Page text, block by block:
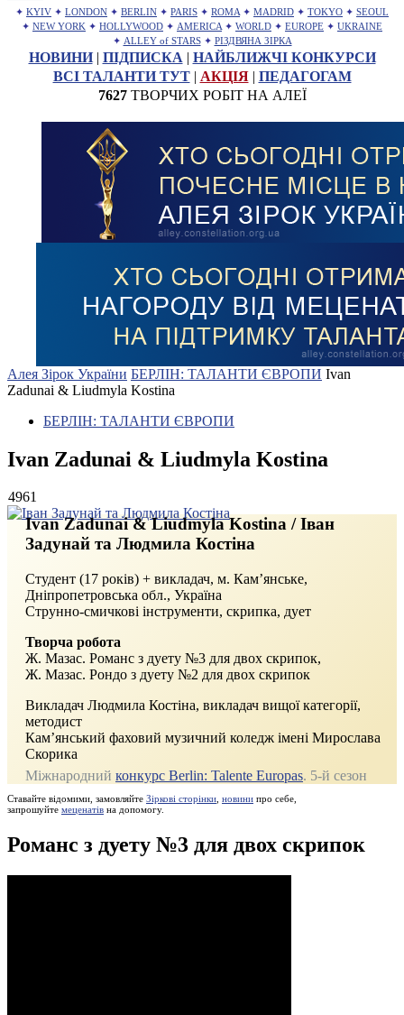
✦ KYIV ✦ LONDON ✦ BERLIN ✦ PARIS ✦ ROMA ✦ MADRID ✦ TOKYO ✦ SEOUL
✦ NEW YORK ✦ HOLLYWOOD ✦ AMERICA ✦ WORLD ✦ EUROPE ✦ UKRAINE
✦ ALLEY of STARS ✦ РІЗДВЯНА ЗІРКА
НОВИНИ| ПІДПИСКА | НАЙБЛИЖЧІ КОНКУРСИ
ВСІ ТАЛАНТИ ТУТ| АКЦІЯ| ПЕДАГОГАМ
7627ТВОРЧИХ РОБІТ НА АЛЕЇ
Алея Зірок України БЕРЛІН: ТАЛАНТИ ЄВРОПИ Ivan
Zadunai & Liudmyla Kostina
БЕРЛІН: ТАЛАНТИ ЄВРОПИ
Ivan Zadunai & Liudmyla Kostina
4961
Ivan Zadunai & Liudmyla Kostina / Іван
Задунай та Людмила Костіна
Студент (17 років) + викладач, м. Кам’янське,
Дніпропетровська обл., Україна
Струнно-смичкові інструменти, скрипка, дует
Творча робота
Ж. Мазас. Романс з дуету №3 для двох скрипок,
Ж. Мазас. Рондо з дуету №2 для двох скрипок
Викладач Людмила Костіна, викладач вищої категорії,
методист
Кам’янський фаховий музичний коледж імені Мирослава
Скорика
Міжнародний конкурс Berlin: Talente Europas. 5-й сезон
Ставайте відомими, замовляйте Зіркові сторінки новини про себе,
запрошуйте меценатів на допомогу.
Романс з дуету №3 для двох скрипок